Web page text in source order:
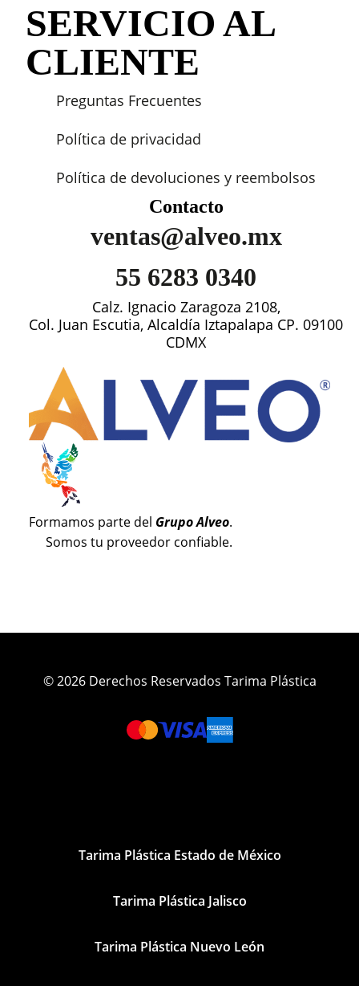
SERVICIO AL
CLIENTE
Preguntas Frecuentes
Política de privacidad
Política de devoluciones y reembolsos
Contacto
ventas@alveo.mx
55 6283 0340
Calz. Ignacio Zaragoza 2108,
Col. Juan Escutia, Alcaldía Iztapalapa CP. 09100
CDMX
Formamos parte del Grupo Alveo.
Somos tu proveedor confiable.
© 2026 Derechos Reservados Tarima Plástica
Tarima Plástica Estado de México
Tarima Plástica Jalisco
Tarima Plástica Nuevo León